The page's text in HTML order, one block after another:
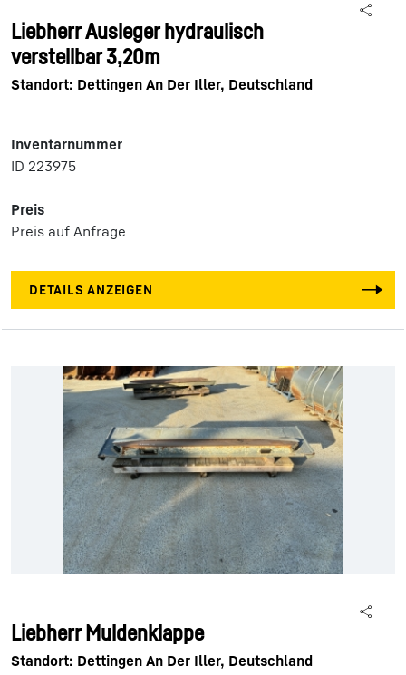
Liebherr Ausleger hydraulisch
verstellbar 3,20m
Standort: Dettingen An Der Iller, Deutschland
Inventarnummer
ID 223975
Preis
Preis auf Anfrage
DETAILS ANZEIGEN
Liebherr Muldenklappe
Standort: Dettingen An Der Iller, Deutschland